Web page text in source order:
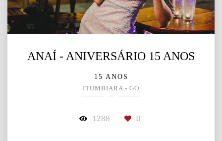
ANAÍ - ANIVERSÁRIO 15 ANOS
15 ANOS
ITUMBIARA - GO
1288 0